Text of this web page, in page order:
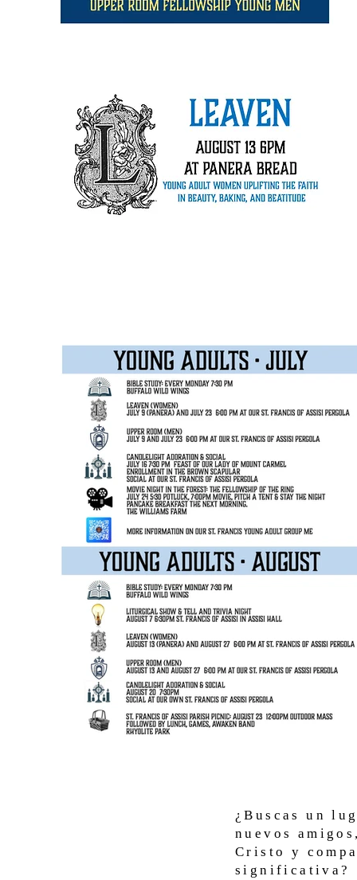
¿Buscas un
nuevos
Cristo y
significativa?